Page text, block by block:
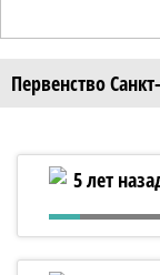
Первенство
5 лет